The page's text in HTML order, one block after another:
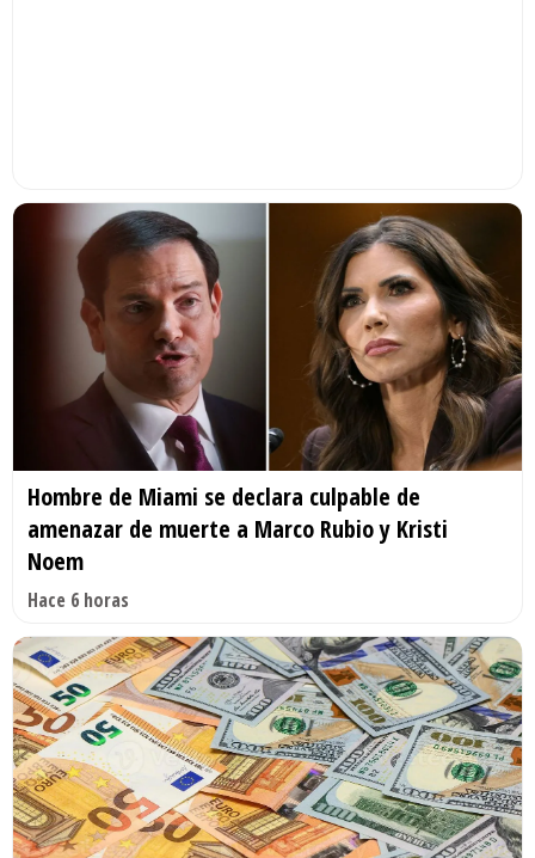
Hombre de Miami se declara culpable de
amenazar de muerte a Marco Rubio y Kristi
Noem
Hace 6 horas